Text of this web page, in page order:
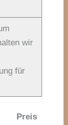
wir
für
Preis